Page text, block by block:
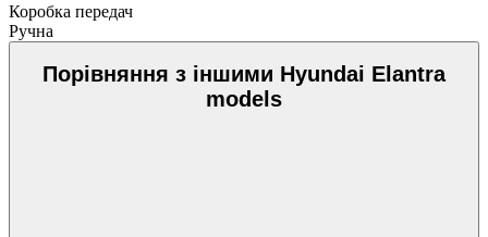
Коробка передач
Ручна
Порівняння з іншими Hyundai Elantra
models